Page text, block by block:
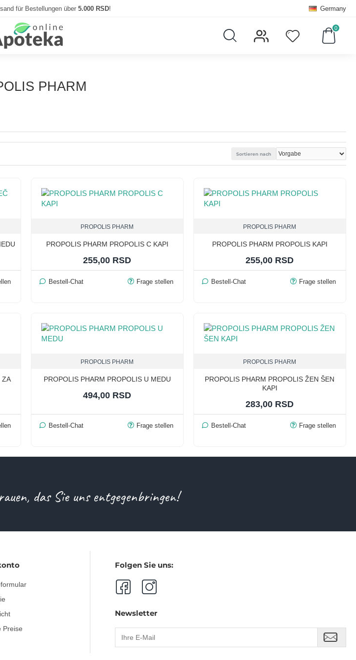
für Bestellungen über 5.000 RSD! Germany
0
PHARM
Sortieren nach
PROPOLIS PHARM
PROPOLIS PHARM PROPOLIS C KAPI
255,00 RSD
Bestell-Chat Frage stellen
PROPOLIS PHARM
PROPOLIS PHARM PROPOLIS KAPI
255,00 RSD
Bestell-Chat Frage stellen
ZA
PROPOLIS PHARM
PROPOLIS PHARM PROPOLIS U MEDU
494,00 RSD
Bestell-Chat Frage stellen
PROPOLIS PHARM
PROPOLIS PHARM PROPOLIS ŽEN ŠEN
KAPI
283,00 RSD
Bestell-Chat Frage stellen
das Sie uns entgegenbringen!
Preise
Folgen Sie uns:
Newsletter